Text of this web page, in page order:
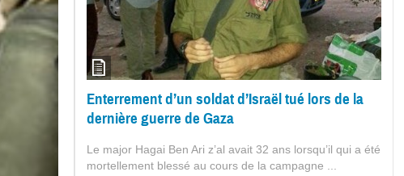
Enterrement d’un soldat d’Israël tué lors de la
dernière guerre de Gaza
Le major Hagai Ben Ari z’al avait 32 ans lorsqu’il qui a été
mortellement blessé au cours de la campagne ...